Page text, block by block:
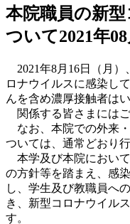
本院職員の新
ついて2021年
2021年8月16日（月）
ロナウイルスに感染し
んを含め濃厚接触者は
関係する皆さまにはご
なお、本院での外来
ついては、通常どおり行
本学及び本院におい
の方針等を踏まえ、感
し、学生及び教職員へ
き、新型コロナウイル
す。